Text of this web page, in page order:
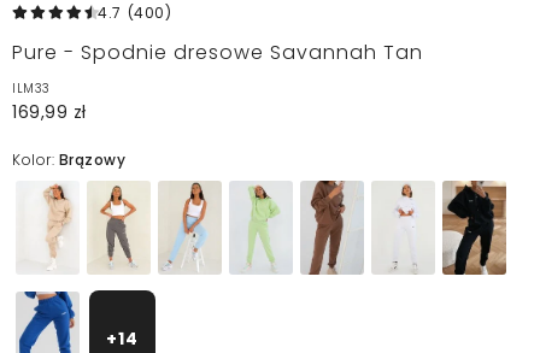
4.7 (400)
Pure - Spodnie dresowe Savannah Tan
ILM33
169,99 zł
Kolor: Brązowy
+14